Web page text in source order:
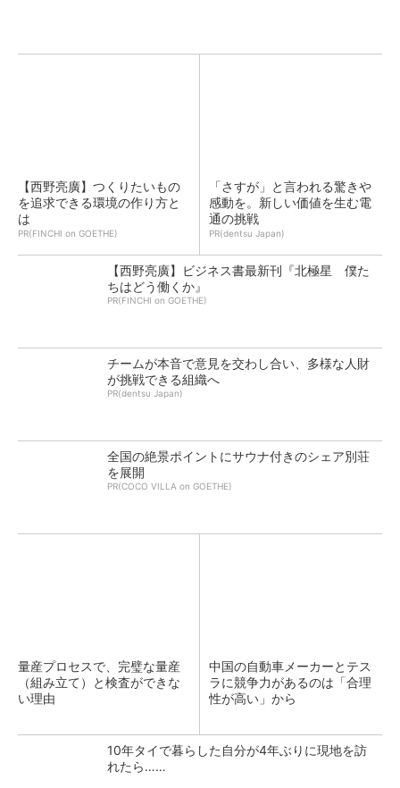
【西野亮廣】つくりたいもの
を追求できる環境の作り方と
は
PR(FINCHI on GOETHE)
「さすが」と言われる驚きや
感動を。新しい価値を生む電
通の挑戦
PR(dentsu Japan)
【西野亮廣】ビジネス書最新刊『北極星 僕た
ちはどう働くか』
PR(FINCHI on GOETHE)
チームが本音で意見を交わし合い、多様な人財
が挑戦できる組織へ
PR(dentsu Japan)
全国の絶景ポイントにサウナ付きのシェア別荘
を展開
PR(COCO VILLA on GOETHE)
量産プロセスで、完璧な量産
（組み立て）と検査ができな
い理由
中国の自動車メーカーとテス
ラに競争力があるのは「合理
性が高い」から
10年タイで暮らした自分が4年ぶりに現地を訪
れたら……